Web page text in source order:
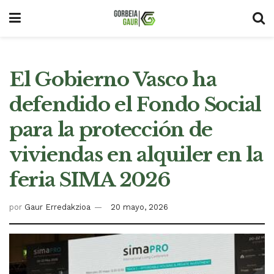
El Gobierno Vasco ha
defendido el Fondo Social
para la protección de
viviendas en alquiler en la
feria SIMA 2026
por Gaur Erredakzioa 20 mayo, 2026